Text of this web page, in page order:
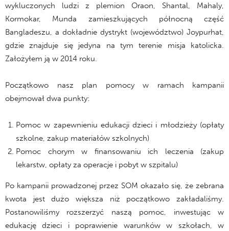
wykluczonych ludzi z plemion Oraon, Shantal, Mahaly,
Kormokar, Munda zamieszkujących północną część
Bangladeszu, a dokładnie dystrykt (województwo) Joypurhat,
gdzie znajduje się jedyna na tym terenie misja katolicka.
Założyłem ją w 2014 roku.
Początkowo nasz plan pomocy w ramach kampanii
obejmował dwa punkty:
Pomoc w zapewnieniu edukacji dzieci i młodzieży (opłaty
szkolne, zakup materiałów szkolnych)
Pomoc chorym w finansowaniu ich leczenia (zakup
lekarstw, opłaty za operacje i pobyt w szpitalu)
Po kampanii prowadzonej przez SOM okazało się, że zebrana
kwota jest dużo większa niż początkowo zakładaliśmy.
Postanowiliśmy rozszerzyć naszą pomoc, inwestując w
edukację dzieci i poprawienie warunków w szkołach, w